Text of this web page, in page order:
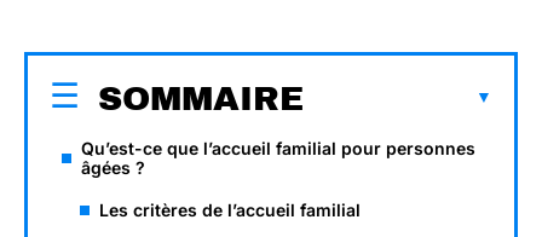
SOMMAIRE
Qu’est-ce que l’accueil familial pour personnes
âgées ?
Les critères de l’accueil familial